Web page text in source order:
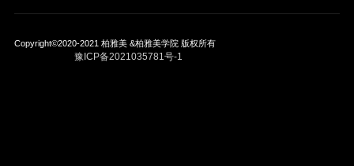
Copyright©2020-2021 柏雅美 &柏雅美学院 版权所有
豫ICP备2021035781号-1